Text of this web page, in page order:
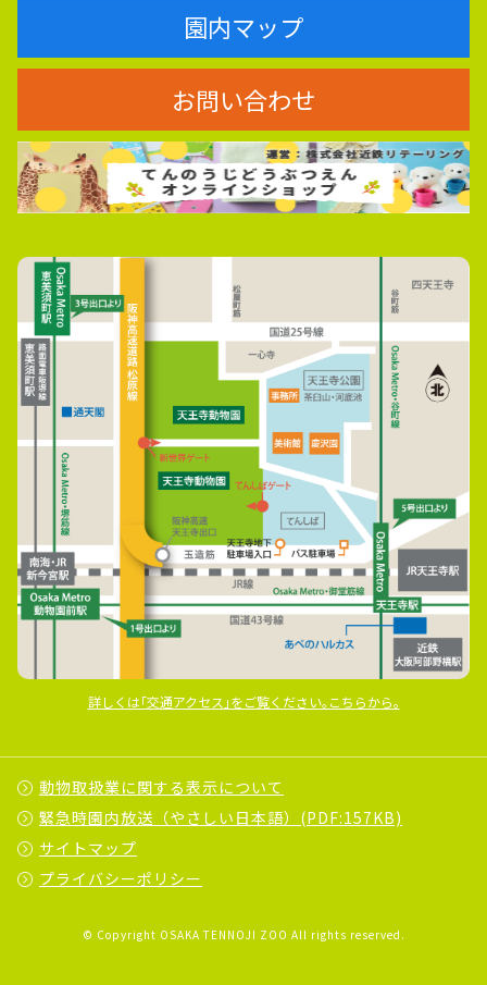
園内マップ
お問い合わせ
詳しくは｢交通アクセス｣をご覧ください｡こちらから｡
動物取扱業に関する表示について
緊急時園内放送（やさしい日本語）(PDF:157KB)
サイトマップ
プライバシーポリシー
© Copyright OSAKA TENNOJI ZOO All rights reserved.